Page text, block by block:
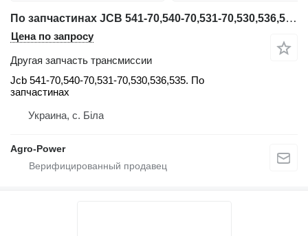
По запчастинах JCB 541-70,540-70,531-70,530,536,535 Jcb для телескопического погрузчика
Цена по запросу
Другая запчасть трансмиссии
Jcb 541-70,540-70,531-70,530,536,535. По
запчастинах
Украина, с. Біла
Agro-Power